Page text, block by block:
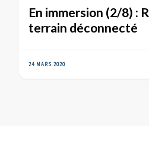
En immersion (2/8) :
terrain déconnecté
24 MARS 2020